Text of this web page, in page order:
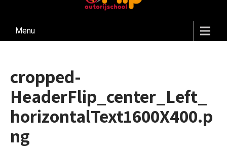
Menu
cropped-
HeaderFlip_center_Left_
horizontalText1600X400.p
ng